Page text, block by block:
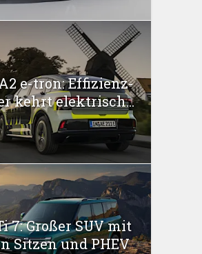
e-tron: Effizienz-
kehrt elektrisch...
7: Großer SUV mit
Sitzen und PHEV